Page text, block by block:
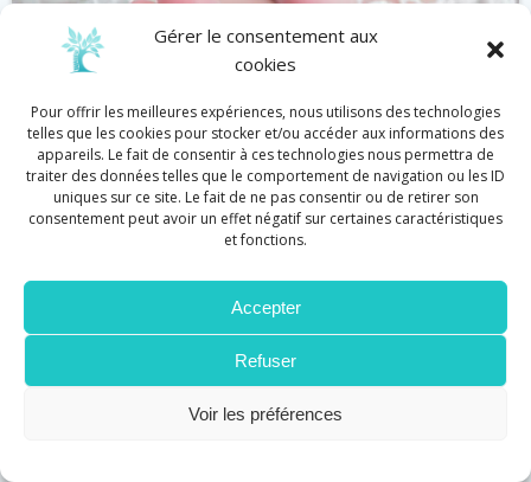
Gérer le consentement aux
cookies
Pour offrir les meilleures expériences, nous utilisons des technologies
telles que les cookies pour stocker et/ou accéder aux informations des
appareils. Le fait de consentir à ces technologies nous permettra de
traiter des données telles que le comportement de navigation ou les ID
uniques sur ce site. Le fait de ne pas consentir ou de retirer son
consentement peut avoir un effet négatif sur certaines caractéristiques
et fonctions.
Accepter
Refuser
Voir les préférences
Réflexologie et défenses immunitaires
Juin 11
Stimuler les défenses immunitaires en touchant
les pieds, en voilà une drôle […]